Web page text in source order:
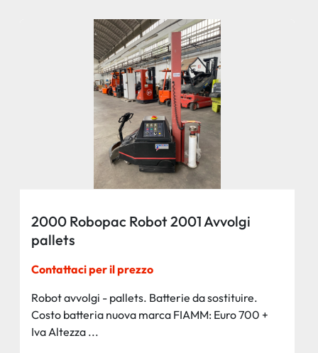
2000 Robopac Robot 2001 Avvolgi
pallets
Contattaci per il prezzo
Robot avvolgi - pallets. Batterie da sostituire.
Costo batteria nuova marca FIAMM: Euro 700 +
Iva Altezza ...